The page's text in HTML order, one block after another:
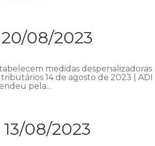
08/2023
medidas despenalizadoras
14 de agosto de 2023 | ADI
pela...
08/2023